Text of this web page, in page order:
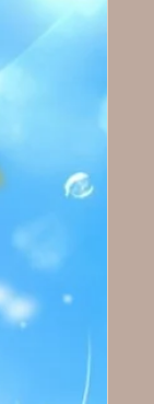
qué no es
puedes usar